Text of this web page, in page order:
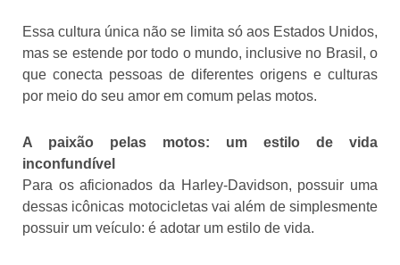
Essa cultura única não se limita só aos Estados Unidos,
mas se estende por todo o mundo, inclusive no Brasil, o
que conecta pessoas de diferentes origens e culturas
por meio do seu amor em comum pelas motos.
A paixão pelas motos: um estilo de vida
inconfundível
Para os aficionados da Harley-Davidson, possuir uma
dessas icônicas motocicletas vai além de simplesmente
possuir um veículo: é adotar um estilo de vida.